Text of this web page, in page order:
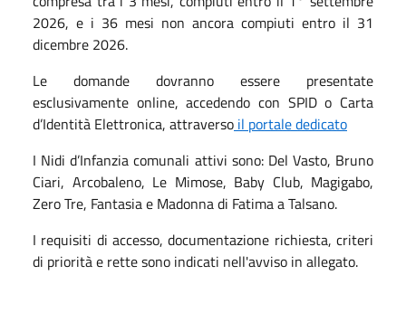
2026, e i 36 mesi non ancora compiuti entro il 31
dicembre 2026.
Le domande dovranno essere presentate
esclusivamente online, accedendo con SPID o Carta
d’Identità Elettronica, attraverso il portale dedicato
I Nidi d’Infanzia comunali attivi sono: Del Vasto, Bruno
Ciari, Arcobaleno, Le Mimose, Baby Club, Magigabo,
Zero Tre, Fantasia e Madonna di Fatima a Talsano.
I requisiti di accesso, documentazione richiesta, criteri
di priorità e rette sono indicati nell'avviso in allegato.